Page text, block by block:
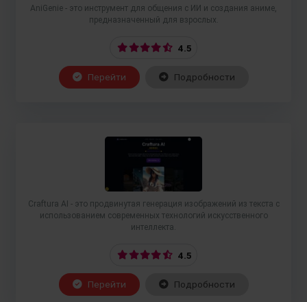
AniGenie - это инструмент для общения с ИИ и создания аниме,
предназначенный для взрослых.
4.5
Перейти Подробности
Craftura AI - это продвинутая генерация изображений из текста с
использованием современных технологий искусственного
интеллекта.
4.5
Перейти Подробности